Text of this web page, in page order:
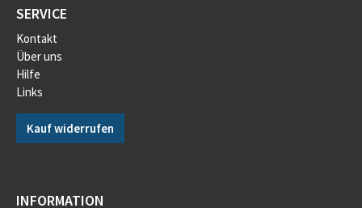
SERVICE
Kontakt
Über uns
Hilfe
Links
Kauf widerrufen
INFORMATION